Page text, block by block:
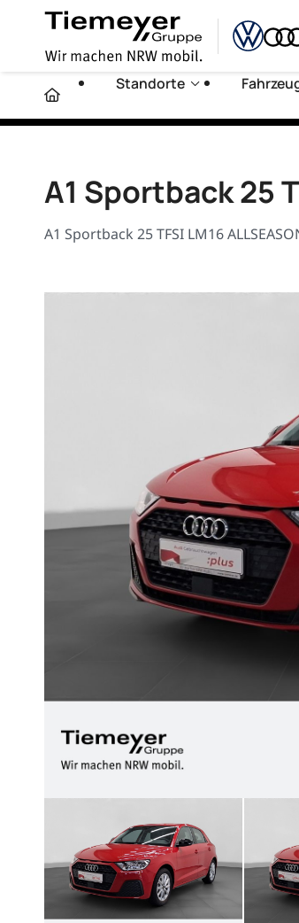
Standorte
A1 Sportback 25
A1 Sportback 25 TFSI LM16